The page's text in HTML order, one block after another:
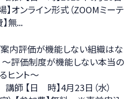
】オンライン形式（ZOOMミーテ
無...
内評価が機能しない組織はな
〜評価制度が機能しない本当の
ヒント〜
師 【日 時】4月23日（水）